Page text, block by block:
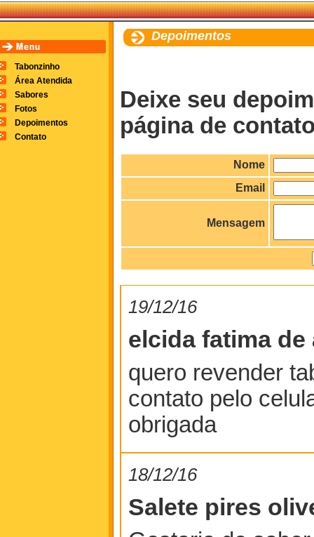
Tabonzinho
Área Atendida
Sabores
Fotos
Depoimentos
Contato
Depoimentos
Deixe seu
página de
Nome
Email
Mensagem
19/12/16
elcida fatima
quero revender
contato pelo
obrigada
18/12/16
Salete pires